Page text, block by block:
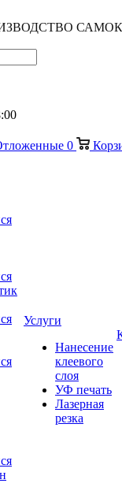
0
Услуги
Нанесение
клеевого
слоя
УФ печать
Лазерная
резка